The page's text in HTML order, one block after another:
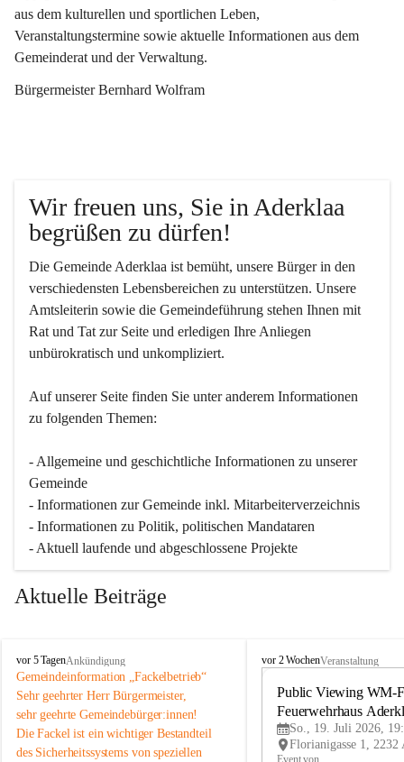
aus dem kulturellen und sportlichen Leben,
Veranstaltungstermine sowie aktuelle Informationen aus dem
Gemeinderat und der Verwaltung.
Bürgermeister Bernhard Wolfram
Wir freuen uns, Sie in Aderklaa
begrüßen zu dürfen!
Die Gemeinde Aderklaa ist bemüht, unsere Bürger in den
verschiedensten Lebensbereichen zu unterstützen. Unsere
Amtsleiterin sowie die Gemeindeführung stehen Ihnen mit
Rat und Tat zur Seite und erledigen Ihre Anliegen
unbürokratisch und unkompliziert.
Auf unserer Seite finden Sie un­ter an­de­rem Informationen
zu folgenden Themen:
- Allgemeine und geschichtliche Informationen zu unserer
Gemeinde
- Informationen zur Gemeinde inkl. Mitarbeiterverzeichnis
- Informationen zu Politik, politischen Mandataren
- Aktuell laufende und abgeschlossene Projekte
Aktuelle Beiträge
A
d
e
r
k
l
a
vor 5 TagenAnkündigung
Gemeindeinformation „Fackelbetrieb“
Sehr geehrter Herr Bürgermeister,
sehr geehrte Gemeindebürger:innen!
Die Fackel ist ein wichtiger Bestandteil
des Sicherheitssystems von speziellen
A
vor 2 WochenVeranstaltung
Public Viewing WM-
Feuerwehrhaus
So., 19. Juli 2026,
Event von